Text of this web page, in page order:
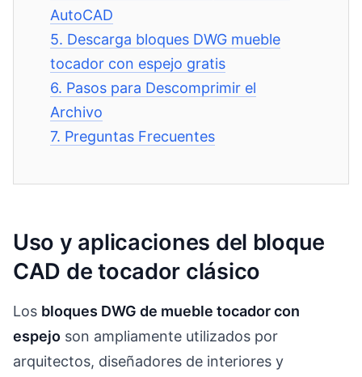
AutoCAD
5. Descarga bloques DWG mueble
tocador con espejo gratis
6. Pasos para Descomprimir el
Archivo
7. Preguntas Frecuentes
Uso y aplicaciones del bloque
CAD de tocador clásico
Los bloques DWG de mueble tocador con
espejo son ampliamente utilizados por
arquitectos, diseñadores de interiores y